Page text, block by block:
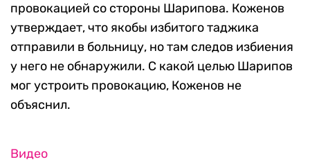
провокацией со стороны Шарипова. Коженов
утверждает, что якобы избитого таджика
отправили в больницу, но там следов избиения
у него не обнаружили. С какой целью Шарипов
мог устроить провокацию, Коженов не
объяснил.
Видео